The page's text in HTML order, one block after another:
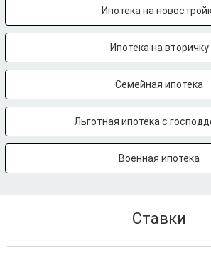
Ипотека на
Ипотека на вторичку
Семейная ипотека
Льготная ипотека с
Военная ипотека
Ставки